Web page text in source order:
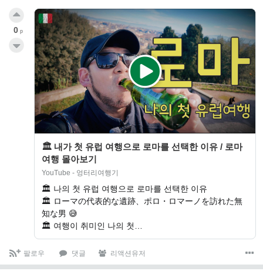
🏛 내가 첫 유럽 여행으로 로마를 선택한 이유 / 로마
여행 몰아보기
YouTube - 엉터리여행기
🏛 나의 첫 유럽 여행으로 로마를 선택한 이유
🏛 ローマの代表的な遺跡、ポロ・ロマーノを訪れた無
知な男 😅
🏛 여행이 취미인 나의 첫…
0 p
팔로우 댓글 리액션유저